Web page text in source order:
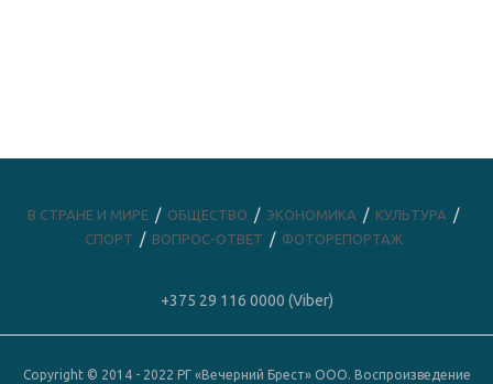
В СТРАНЕ И МИРЕ ОБЩЕСТВО ЭКОНОМИКА
КУЛЬТУРА
СПОРТ
ВОПРОС-ОТВЕТ ФОТОРЕПОРТАЖ
+375 29 116 0000 (Viber)
Copyright © 2014 - 2022 РГ «Вечерний Брест» ООО. Воспроизведение